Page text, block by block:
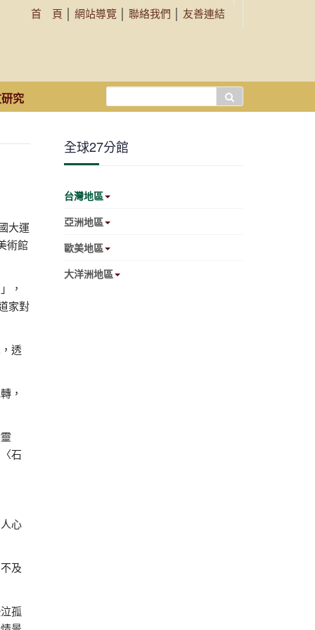
首 頁 網站導覽 聯絡我們 友善連結
究
尋...
大運
術館
，
家對
透
，
石
心
及
孤
全球27分館
台灣地區
亞洲地區
歐美地區
大洋洲地區